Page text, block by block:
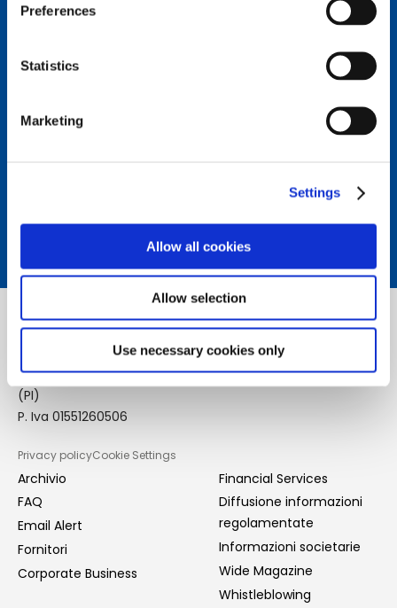
Preferences
Statistics
Marketing
Settings
Allow all cookies
Allow selection
Use necessary cookies only
Seguici sui nostri canali social per restare sempre
aggiornato sulle ultime novità del mondo Piaggio Group.
Contattaci per ricevere assistenza dal nostro team.
Scopri di più
Sede legale: Viale Rinaldo Piaggio, 25 - 56025 Pontedera
(PI)
P. Iva 01551260506
GDPR
Menu
Privacy policyCookie Settings
Footer
Archivio
FAQ
Email Alert
Fornitori
Corporate Business
Financial Services
Diffusione informazioni
regolamentate
Informazioni societarie
Wide Magazine
Whistleblowing